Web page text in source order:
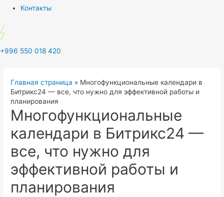
Контакты
+996 550 018 420
Главная страница » Многофункциональные календари в
Битрикс24 — все, что нужно для эффективной работы и
планирования
Многофункциональные
календари в Битрикс24 —
все, что нужно для
эффективной работы и
планирования